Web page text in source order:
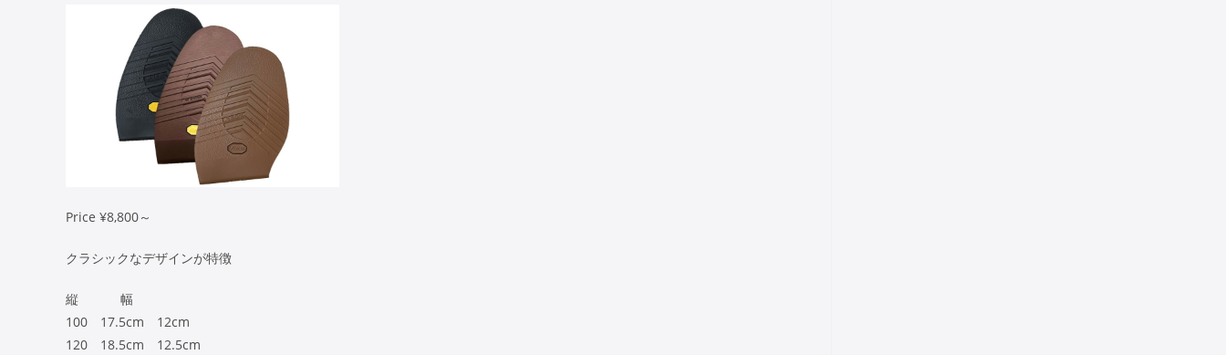
Price ¥8,800～
クラシックなデザインが特徴
縦 幅
100 17.5cm 12cm
120 18.5cm 12.5cm